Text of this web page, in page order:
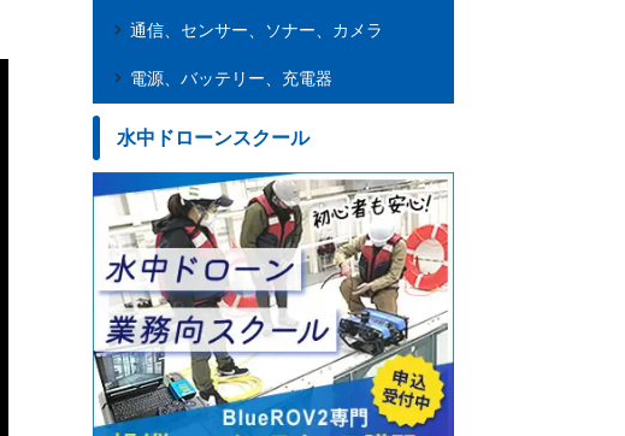
通信、センサー、ソナー、カメラ
電源、バッテリー、充電器
水中ドローンスクール